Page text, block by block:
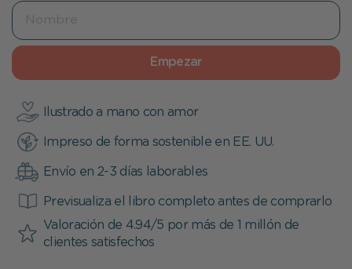
Ilustrado a mano con amor
Impreso de forma sostenible en EE. UU.
Envío en 2-3 días laborables
Previsualiza el libro completo antes de comprarlo
Valoración de 4.94/5 por más de 1 millón de
clientes satisfechos
Empezar